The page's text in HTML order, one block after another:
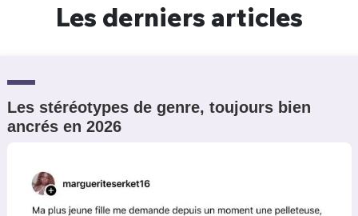
Les derniers articles
Les stéréotypes de genre, toujours bien
ancrés en 2026